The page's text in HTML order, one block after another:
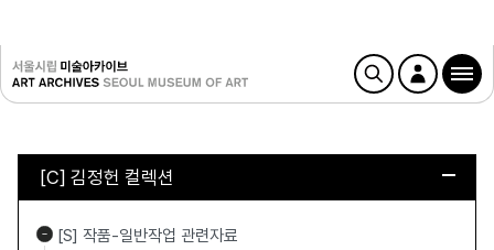
[C] 김정헌 컬렉션
[S] 작품-일반작업 관련자료